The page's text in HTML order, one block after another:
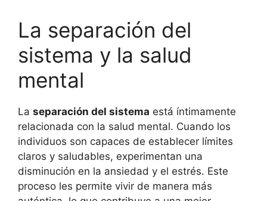
La separación del
sistema y la salud
mental
La separación del sistema está íntimamente
relacionada con la salud mental. Cuando los
individuos son capaces de establecer límites
claros y saludables, experimentan una
disminución en la ansiedad y el estrés. Este
proceso les permite vivir de manera más